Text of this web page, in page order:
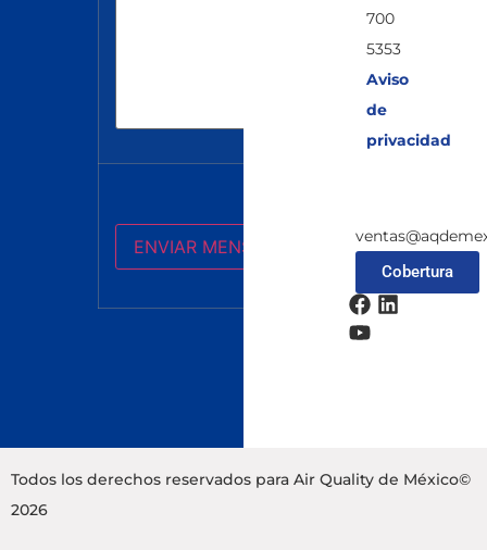
700
5353
Aviso
de
privacidad
Cobertura
Todos los derechos reservados para Air Quality de México©
2026